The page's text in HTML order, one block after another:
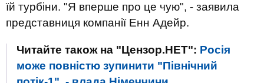
їй турбіни. "Я вперше про це чую", - заявила
представниця компанії Енн Адейр.
Читайте також на "Цензор.НЕТ": Росія
може повністю зупинити "Північний